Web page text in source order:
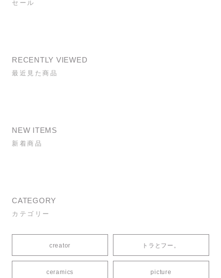
セール
RECENTLY VIEWED
最近見た商品
NEW ITEMS
新着商品
CATEGORY
カテゴリー
creator トラとフー。
ceramics picture